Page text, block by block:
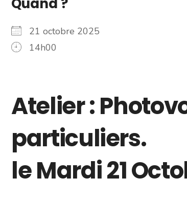
21 octobre 2025
14h00
Atelier :
particuliers.
leMardi 21